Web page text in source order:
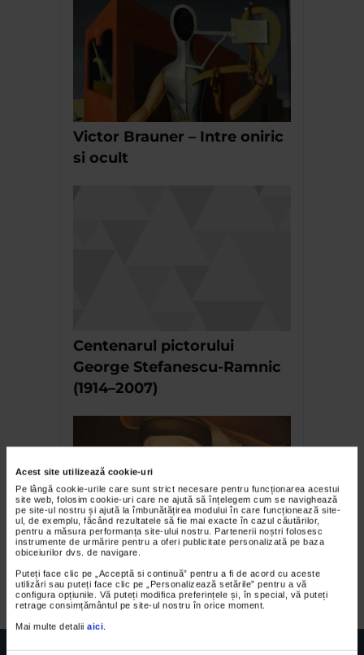
Acest site utilizează cookie-uri
Pe lângă cookie-urile care sunt strict necesare pentru funcționarea acestui
site web, folosim cookie-uri care ne ajută să înțelegem cum se navighează
pe site-ul nostru și ajută la îmbunătățirea modului în care funcționează site-
ul, de exemplu, făcând rezultatele să fie mai exacte în cazul căutărilor,
pentru a măsura performanța site-ului nostru. Partenerii noștri folosesc
instrumente de urmărire pentru a oferi publicitate personalizată pe baza
obiceiurilor dvs. de navigare.
Puteți face clic pe „Acceptă si continuă” pentru a fi de acord cu aceste
utilizări sau puteți face clic pe „Personalizează setările” pentru a vă
configura opțiunile. Vă puteți modifica preferințele și, în special, vă puteți
retrage consimțământul pe site-ul nostru în orice moment.
Mai multe detalii aici
Victor Brauner – Intre oniric
si ocult
Centenarul pictorului
George Stefanescu-Ramnic
(1914–2007)
Arta chiliana traversand
frontierele II